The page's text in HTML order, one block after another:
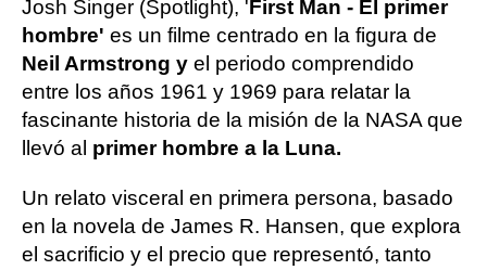
Josh Singer (Spotlight), 'First Man - El primer
hombre' es un filme centrado en la figura de
Neil Armstrong y el periodo comprendido
entre los años 1961 y 1969 para relatar la
fascinante historia de la misión de la NASA que
llevó al primer hombre a la Luna.
Un relato visceral en primera persona, basado
en la novela de James R. Hansen, que explora
el sacrificio y el precio que representó, tanto